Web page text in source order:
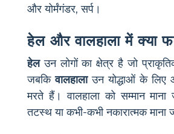
और योर्मंगंडर, सर्प।
हेल और वालहाला में क्या
हेलउन लोगों का क्षेत्र है जो
जबकिवालहालाउन योद्धाओं के लिए
मरते हैं। वालहाला को सम्मान
तटस्थ या कभी-कभी नकारात्मक माना